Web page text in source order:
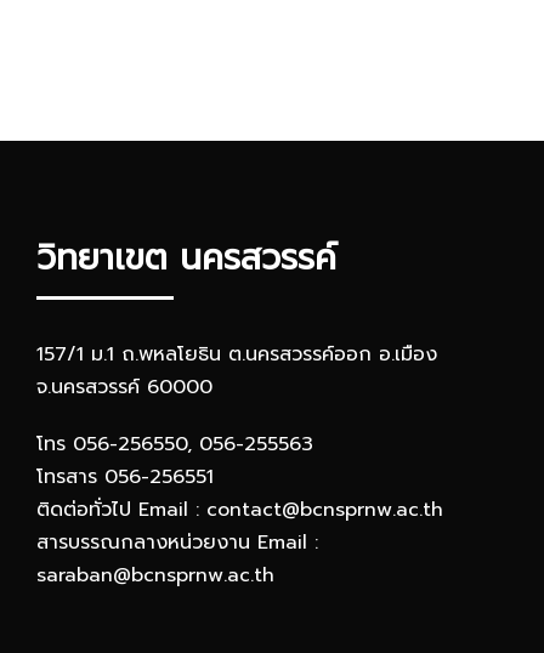
วิทยาเขต นครสวรรค์
157/1 ม.1 ถ.พหลโยธิน ต.นครสวรรค์ออก อ.เมือง
จ.นครสวรรค์ 60000
โทร 056-256550, 056-255563
โทรสาร 056-256551
ติดต่อทั่วไป Email : contact@bcnsprnw.ac.th
สารบรรณกลางหน่วยงาน Email :
saraban@bcnsprnw.ac.th